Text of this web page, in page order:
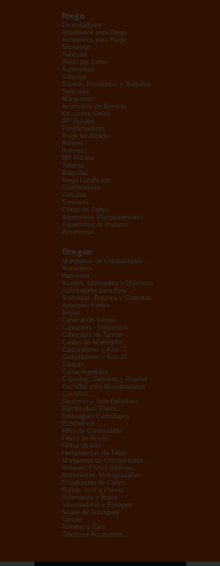
Riego
Controladores
Accesorios para Riego
Accesorios para Riego
Microriego
Tuberías
Riego por Goteo
Aspersores
Válvulas
Toberas Rociadoras y Boquillas
Sensores
Mangueras
Arrancador de Bombas
Kit control Goteo
MP Rotator
Programadores
Riego localizado
Rotores
Rotores
MP Rotator
Toberas
Boquillas
Riego Localizado
Controladores
Válvulas
Sensores
Cintas de Goteo
Aspersores Microaspersores
Aspersores de Impacto
Accesorios
Oregon
Mangueras de Combustibles...
Motosierra
Harvester
Aceites, lubricantes y Químicos
Adaptadores para Ejes...
Arandelas, Bulones y Chavetas
Arranque, Partes
Bujías
Cabezal de Tanzas
Cabezales - Repuestos
Cabezales de Tanzas
Cables de Acelerador...
Carburadores y Kits 2T
Carburadores y Kits 4T
Correas
Cortacéspesdes...
Cubiertas, Cámaras y Ruedas
Cuchillas para Motoguadañas
Cuchillas...
Dirección y Tren Delantero
Electricidad, Partes...
Embragues Centrífugos
Exhibidores
Filtro de Combustible
Filtros de Aceite
Filtros de Aire
Herramientas de Taller
Mangueras de Combustibles...
Motores, Partes Internas...
Motosierras, Motoguadañas...
Plataformas de Cortes...
Poleas en V y Poleas...
Rulemanes y Bujes
Silenciadores y Escapes
Sogas de Arranques
Tanzas
Torretas y Ejes
Tractores-Accesorios...